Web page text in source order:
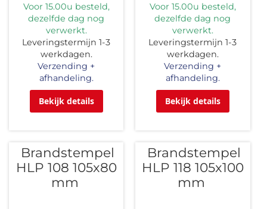
Voor 15.00u besteld,
dezelfde dag nog
verwerkt.
Leveringstermijn 1-3
werkdagen.
Verzending +
afhandeling.
Bekijk details
Voor 15.00u besteld,
dezelfde dag nog
verwerkt.
Leveringstermijn 1-3
werkdagen.
Verzending +
afhandeling.
Bekijk details
Brandstempel
HLP 108 105x80
mm
Brandstempel
HLP 118 105x100
mm